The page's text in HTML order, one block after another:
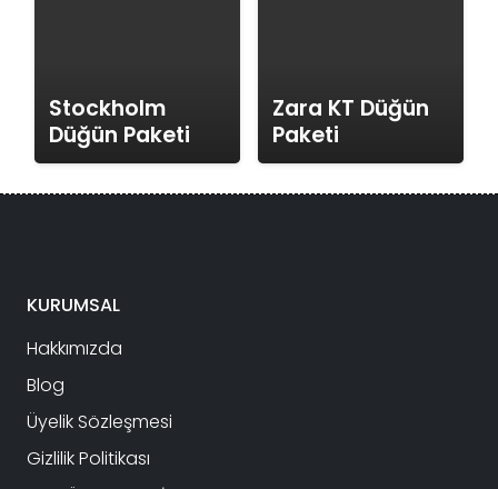
Stockholm
Düğün Paketi
Zara KT Düğün
Paketi
KURUMSAL
Hakkımızda
Blog
Üyelik Sözleşmesi
Gizlilik Politikası